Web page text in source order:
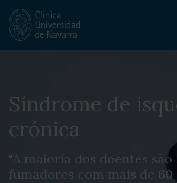
Síndrome de
crónica
"A maioria dos doentes são
fumadores com mais de 60